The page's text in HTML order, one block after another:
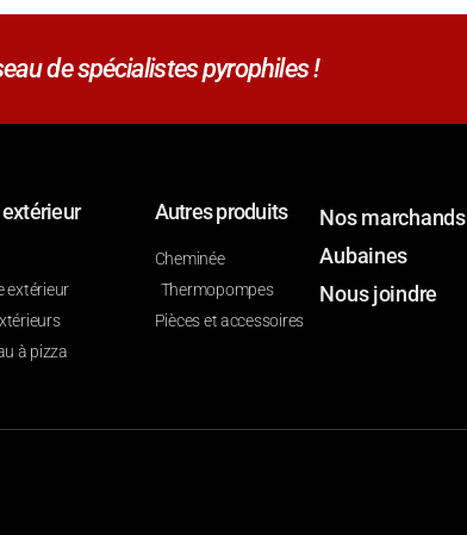
de spécialistes pyrophiles !
extérieur
extérieur
à pizza
Autres produits
Cheminée
Thermopompes
Pièces et accessoires
Nos marchands
Aubaines
Nous joindre